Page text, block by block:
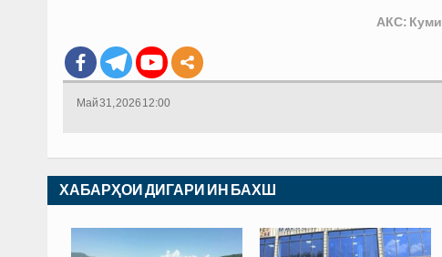
АКС:
Май 31, 2026 12:00
ХАБАРҲОИ ДИГАРИ ИН БАХШ